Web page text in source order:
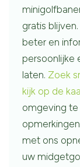
gratis
beter en
persoonlijke
laten. Zoek
kijk op de
omgeving te
met ons
uw